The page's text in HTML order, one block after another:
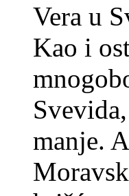
Vera u
Kao i
manje.